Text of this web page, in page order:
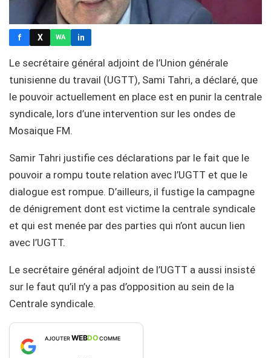
f X WA in
Le secrétaire général adjoint de l’Union générale
tunisienne du travail (UGTT), Sami Tahri, a déclaré, que
le pouvoir actuellement en place est en punir la centrale
syndicale, lors d’une intervention sur les ondes de
Mosaique FM.
Samir Tahri justifie ces déclarations par le fait que le
pouvoir a rompu toute relation avec l’UGTT et que le
dialogue est rompue. D’ailleurs, il fustige la campagne
de dénigrement dont est victime la centrale syndicale
et qui est menée par des parties qui n’ont aucun lien
avec l’UGTT.
Le secrétaire général adjoint de l’UGTT a aussi insisté
sur le faut qu’il n’y a pas d’opposition au sein de la
Centrale syndicale.
AJOUTERWEBDOCOMME